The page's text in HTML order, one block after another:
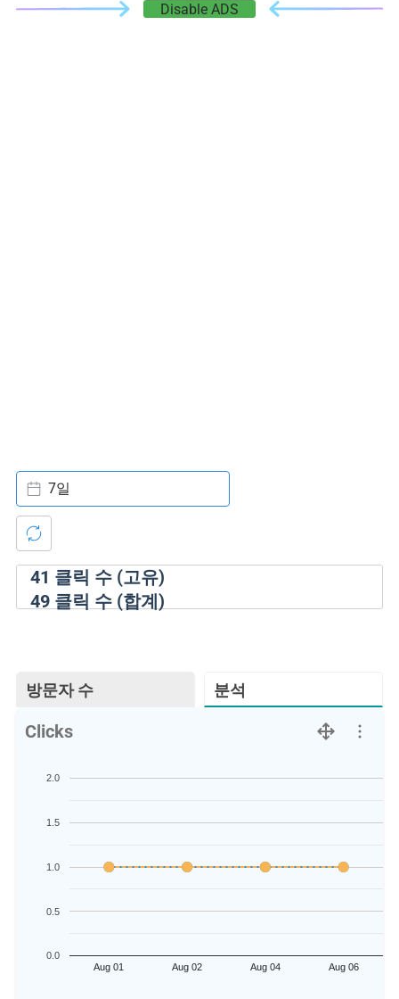
Disable ADS
41 클릭 수 (고유)
49클릭 수 (합계)
7일
방문자 수 분석
Clicks
Aug 01 Aug 02 Aug 04 Aug 06
0.0
0.5
1.0
1.5
2.0